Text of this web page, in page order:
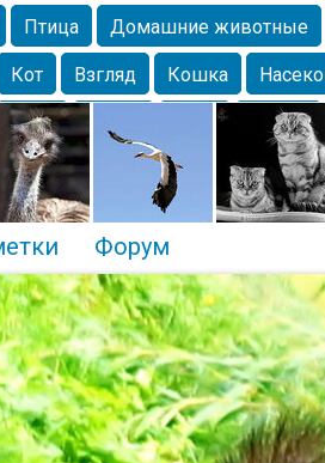
Птица Домашние животные
Кот Взгляд Кошка
Парк Белка Морда
Насекомое Коты
Форум